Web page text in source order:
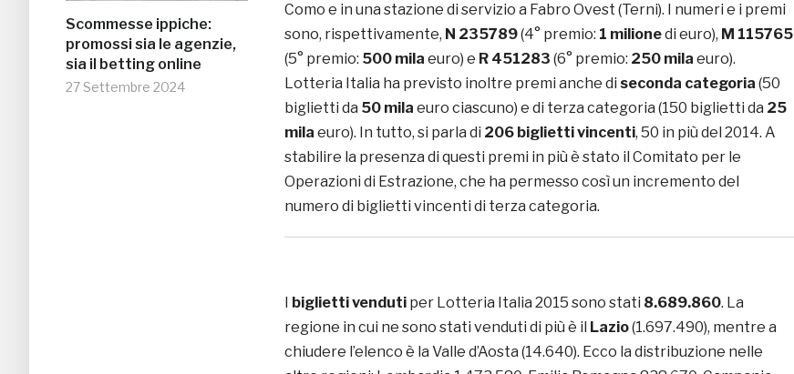
Scommesse ippiche:
promossi sia le agenzie,
sia il betting online
27 Settembre 2024
Como e in una stazione di servizio a Fabro Ovest (Terni). I numeri e i premi
sono, rispettivamente, N 235789(4° premio: 1 milionedi euro), M 115765
(5° premio: 500 mila euro) e R 451283 (6° premio: 250 mila euro).
Lotteria Italia ha previsto inoltre premi anche di seconda categoria (50
biglietti da 50 mila euro ciascuno) e di terza categoria (150 biglietti da 25
mila euro). In tutto, si parla di 206 biglietti vincenti, 50 in più del 2014. A
stabilire la presenza di questi premi in più è stato il Comitato per le
Operazioni di Estrazione, che ha permesso così un incremento del
numero di biglietti vincenti di terza categoria.
I biglietti venduti per Lotteria Italia 2015 sono stati 8.689.860. La
regione in cui ne sono stati venduti di più è il Lazio(1.697.490), mentre a
chiudere l’elenco è la Valle d’Aosta (14.640). Ecco la distribuzione nelle